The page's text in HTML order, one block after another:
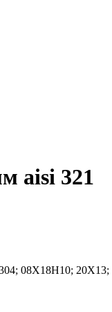
aisi 321
08Х18Н10;